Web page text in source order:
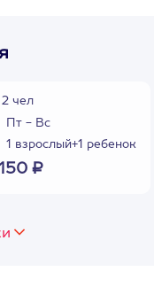
2 чел
Пт - Вс
1 взрослый+1 ребенок
₽